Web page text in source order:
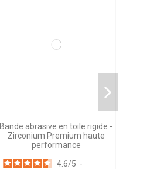
Bande abrasive en toile rigide -
Zirconium Premium haute
performance
4.6/5 -